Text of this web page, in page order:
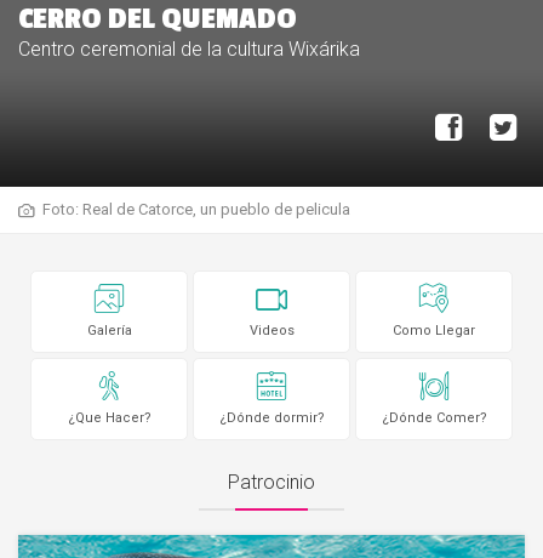
CERRO DEL QUEMADO
Centro ceremonial de la cultura Wixárika
Foto: Real de Catorce, un pueblo de pelicula
Galería Videos Como Llegar
¿Que Hacer? ¿Dónde dormir? ¿Dónde Comer?
Patrocinio